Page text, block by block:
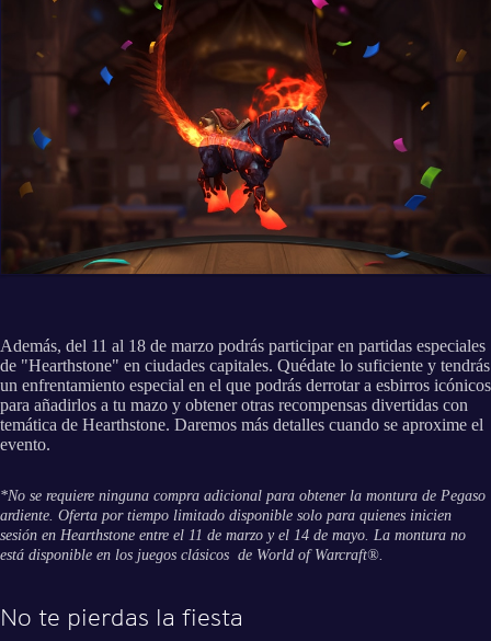
Además, del 11 al 18 de marzo podrás participar en partidas especiales
de "Hearthstone" en ciudades capitales. Quédate lo suficiente y tendrás
un enfrentamiento especial en el que podrás derrotar a esbirros icónicos
para añadirlos a tu mazo y obtener otras recompensas divertidas con
temática de Hearthstone. Daremos más detalles cuando se aproxime el
evento.
*No se requiere ninguna compra adicional para obtener la montura de Pegaso
ardiente. Oferta por tiempo limitado disponible solo para quienes inicien
sesión en Hearthstone entre el 11 de marzo y el 14 de mayo. La montura no
está disponible en los juegos clásicos de World of Warcraft®.
No te pierdas la fiesta